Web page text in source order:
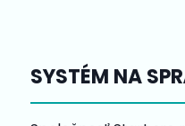
SYSTÉM NA